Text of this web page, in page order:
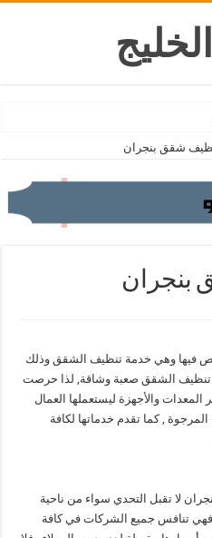
شقق بنجران
بنجران
فيها وهي خدمة تنظيف الشقق وذلك
تنظيف الشقق صعبة وشاقة, لذا حرصت
والأجهزة ليستعملها العمال
المرجوة , كما تقدم خدماتها لكافة
لا تقبل التحدي سواء من ناحية
فهي تنافس جميع الشركات في كافة